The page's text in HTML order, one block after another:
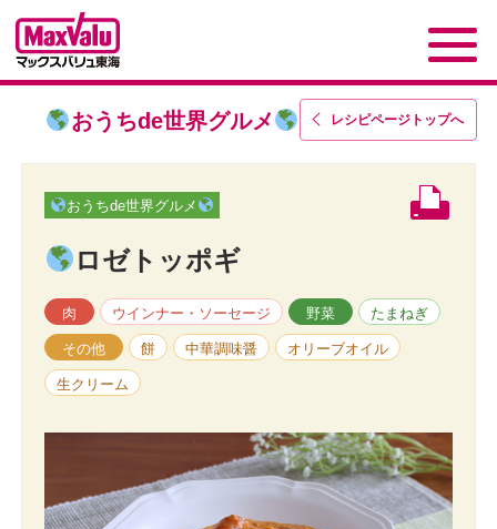
レシピページトップへ
おうちde世界グルメ
おうちde世界グルメ
ロゼトッポギ
肉 ウインナー・ソーセージ 野菜 たまねぎ
その他 餅 中華調味醤 オリーブオイル
生クリーム